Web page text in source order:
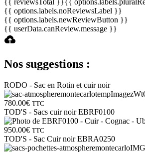
{{ reviewsTotal }}{{
{{ options.labels.noReviewsLabel }}
{{ options.labels.newReviewButton }}
{{ userData.canReview.message }}
Nos suggestions :
RODO - Sac en Rotin et cuir noir
780.00€ TTC
TOD'S - Sacs cuir noir EBRF0100
950.00€ TTC
TOD'S - Sac Cuir noir EBRA0250